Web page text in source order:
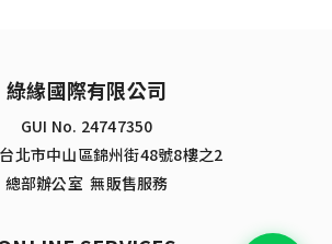
綠緣國際有限公司
GUI No. 24747350
北市中山區錦州街48號8樓之2
總部辦公室 無販售服務